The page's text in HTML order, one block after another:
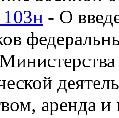
- О
аренда и